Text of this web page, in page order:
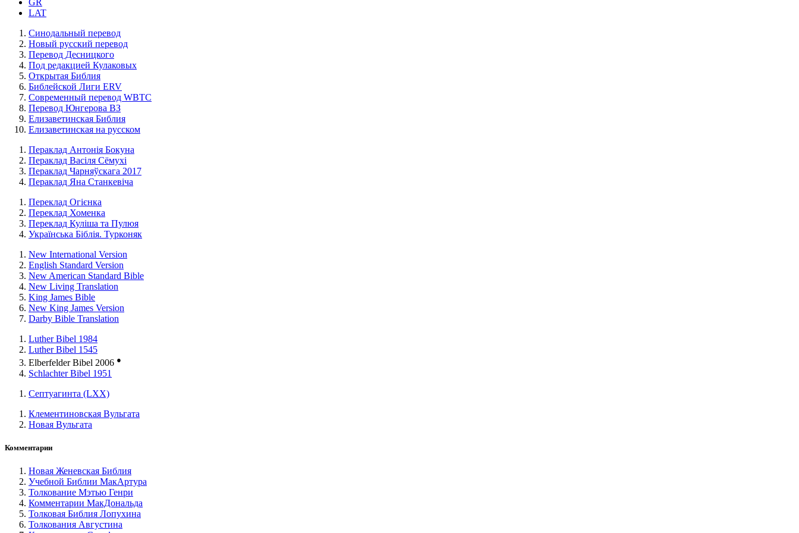
LAT
Синодальный перевод
Новый русский перевод
Перевод Десницкого
Под редакцией Кулаковых
Открытая Библия
Библейской Лиги ERV
Cовременный перевод WBTC
Перевод Юнгерова ВЗ
Елизаветинская Библия
Елизаветинская на русском
Пераклад Антонія Бокуна
Пераклад Васіля Сёмухі
Пераклад Чарняўскага 2017
Пераклад Яна Станкевіча
Переклад Огієнка
Переклад Хоменка
Переклад Куліша та Пулюя
Українська Біблія. Турконяк
New International Version
English Standard Version
New American Standard Bible
New Living Translation
King James Bible
New King James Version
Darby Bible Translation
Luther Bibel 1984
Luther Bibel 1545
Elberfelder Bibel 2006 ●
Schlachter Bibel 1951
Септуагинта (LXX)
Клементиновская Вульгата
Новая Вульгата
Комментарии
Новая Женевская Библия
Учебной Библии МакАртура
Толкование Мэтью Генри
Комментарии МакДональда
Толковая Библия Лопухина
Толкования Августина